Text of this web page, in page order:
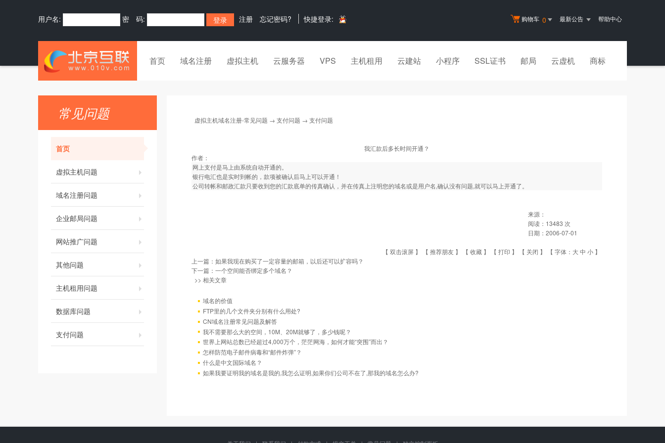
购物车 0 最新公告 帮助中心
用户名: 密 码: 注册 忘记密码? 快捷登录:
首页 域名注册 虚拟主机 云服务器 VPS 主机租用 云建站 小程序 SSL证书 邮局 云虚机 商标
常见问题
首页
虚拟主机问题
域名注册问题
企业邮局问题
网站推广问题
其他问题
主机租用问题
数据库问题
支付问题
虚拟主机域名注册-常见问题 → 支付问题 → 支付问题
我汇款后多长时间开通？
作者：
网上支付是马上由系统自动开通的。
银行电汇也是实时到帐的，款项被确认后马上可以开通！
公司转帐和邮政汇款只要收到您的汇款底单的传真确认，并在传真上注明您的域名或是用户名,确认没有问题,就可以马上开通了。
来源：
阅读： 13483 次
日期： 2006-07-01
【 双击滚屏 】 【 推荐朋友 】 【 收藏 】 【 打印 】 【 关闭 】 【 字体： 大中 小 】
上一篇： 如果我现在购买了一定容量的邮箱，以后还可以扩容吗？
下一篇： 一个空间能否绑定多个域名？
>> 相关文章
域名的价值
FTP里的几个文件夹分别有什么用处?
CN域名注册常见问题及解答
我不需要那么大的空间，10M、20M就够了，多少钱呢？
世界上网站总数已经超过4,000万个，茫茫网海，如何才能“突围”而出？
怎样防范电子邮件病毒和“邮件炸弹”？
什么是中文国际域名？
如果我要证明我的域名是我的,我怎么证明,如果你们公司不在了,那我的域名怎么办?